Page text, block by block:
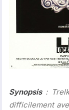
Synopsis:
difficilement